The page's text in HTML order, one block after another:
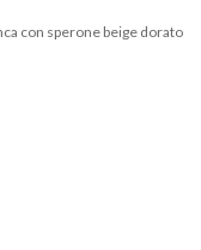
con sperone beige dorato